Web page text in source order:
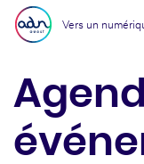
Aller au menu
Aller au contenu
Vers un